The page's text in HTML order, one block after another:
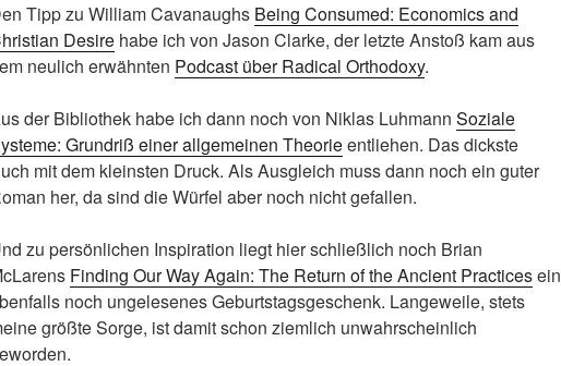
Tipp zu William Cavanaughs Being Consumed: Economics and
Desire habe ich von Jason Clarke, der letzte Anstoß kam aus
neulich erwähnten Podcast über Radical Orthodoxy.
der Bibliothek habe ich dann noch von Niklas Luhmann Soziale
Grundriß einer allgemeinen Theorieentliehen. Das dickste
mit dem kleinsten Druck. Als Ausgleich muss dann noch ein guter
her, da sind die Würfel aber noch nicht gefallen.
zu persönlichen Inspiration liegt hier schließlich noch Brian
Finding Our Way Again: The Return of the Ancient Practicesein
noch ungelesenes Geburtstagsgeschenk. Langeweile, stets
größte Sorge, ist damit schon ziemlich unwahrscheinlich